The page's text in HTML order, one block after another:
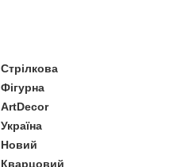
Стрілкова
Фігурна
ArtDecor
Україна
Новий
Кварцовий